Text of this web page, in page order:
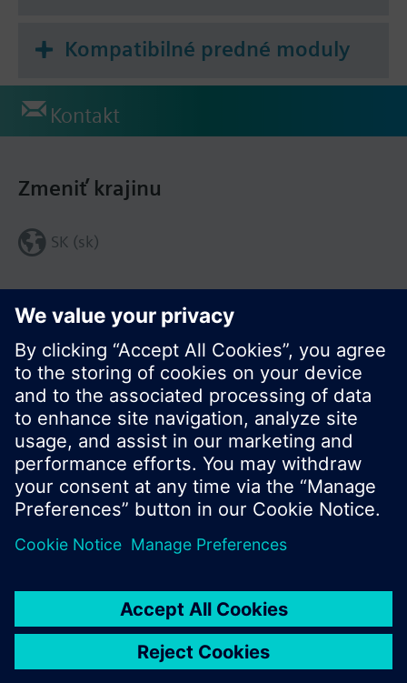
Kompatibilné predné moduly
Kontakt
Zdieľať túto stránku:
Zmeniť krajinu
SK (sk)
© Siemens Switzerland Ltd. 2016
rôznych krajinách.